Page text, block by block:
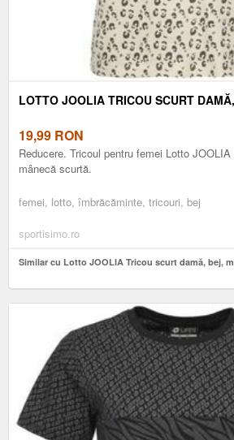
LOTTO JOOLIA TRICOU SCURT
19,99 RON
Reducere. Tricoul pentru femei Lotto
mânecă scurtă.
femei, lotto, îmbrăcăminte, tricouri, bej
sportisimo.ro
Similar cu Lotto JOOLIA Tricou scurt damă, bej,